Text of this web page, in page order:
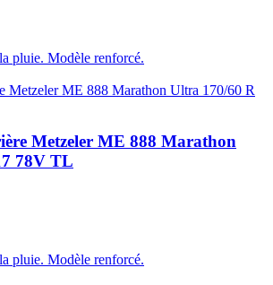
pluie. Modèle renforcé.
Metzeler ME 888 Marathon
78V TL
pluie. Modèle renforcé.